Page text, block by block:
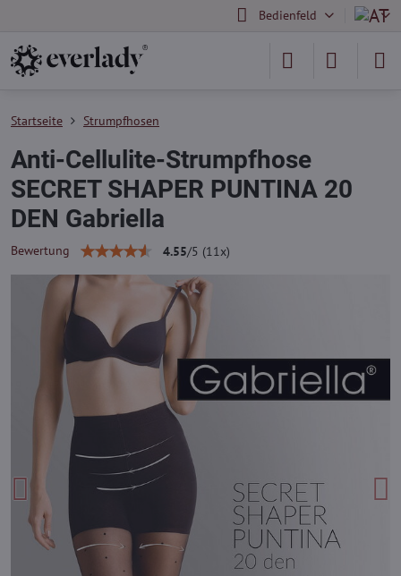
Bedienfeld
Startseite Strumpfhosen
Anti-Cellulite-Strumpfhose
SECRET SHAPER PUNTINA 20
DEN Gabriella
Bewertung 4.55/5 (11 x)